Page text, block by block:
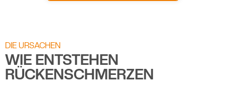
DIE URSACHEN
WIE ENTSTEHEN
RÜCKENSCHMERZEN